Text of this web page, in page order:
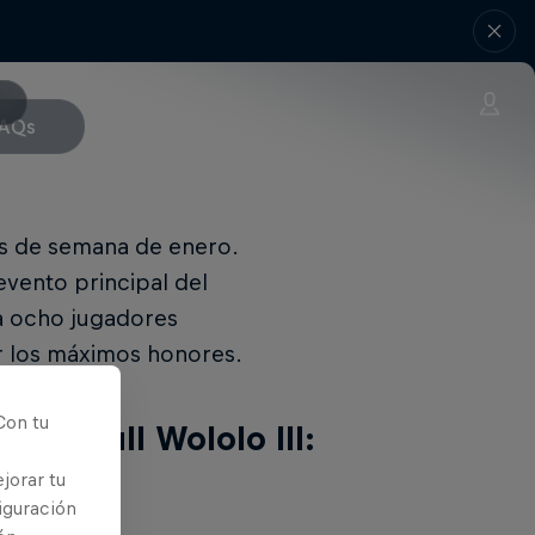
de semana de enero.
principal del
ocho jugadores
máximos honores.
Bull Wololo III:
tu
tu